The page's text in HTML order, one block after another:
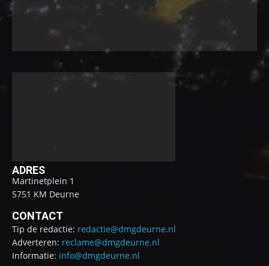
ADRES
Martinetplein 1
5751 KM Deurne
CONTACT
Tip de redactie: redactie@dmgdeurne.nl
Adverteren: reclame@dmgdeurne.nl
Informatie: info@dmgdeurne.nl